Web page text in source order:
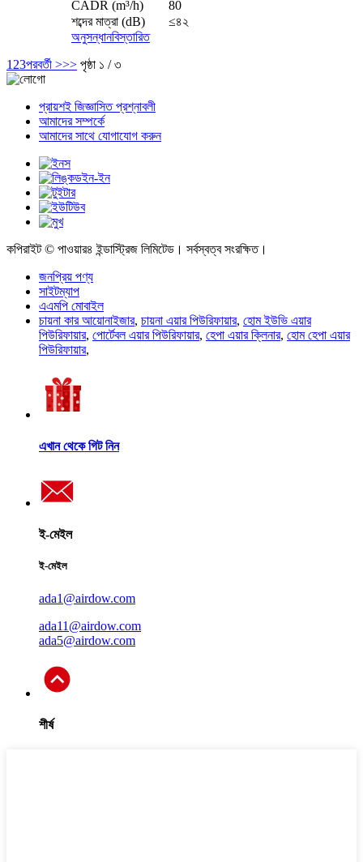
CADR (m³/h)
80
শব্দের মাত্রা (dB)
≤৪২
অনুসন্ধানবিস্তারিত
1 23পরবর্তী >>> পৃষ্ঠা ১ / ৩
প্রায়শই জিজ্ঞাসিত প্রশ্নাবলী
আমাদের সম্পর্কে
আমাদের সাথে যোগাযোগ করুন
কপিরাইট © পাওয়ার৪ ইন্ডাস্ট্রিজ লিমিটেড। সর্বস্বত্ব সংরক্ষিত।
জনপ্রিয় পণ্য
সাইটম্যাপ
এএমপি মোবাইল
চায়না কার আয়োনাইজার, চায়না এয়ার পিউরিফায়ার, হোম ইউভি এয়ার
পিউরিফায়ার, পোর্টেবল এয়ার পিউরিফায়ার, হেপা এয়ার ক্লিনার, হোম হেপা এয়ার
পিউরিফায়ার,
এখান থেকে গিট নিন
ই-মেইল
ই-মেইল
ada1@airdow.com
ada11@airdow.com
ada5@airdow.com
শীর্ষ